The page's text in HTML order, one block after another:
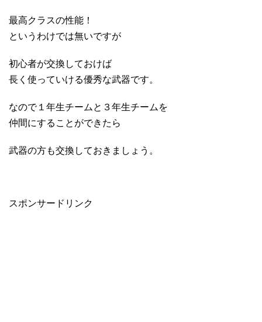
最高クラスの性能！
というわけでは無いですが
初心者が交換しておけば
長く使っていける優秀な武器です。
なので１年生チームと３年生チームを
仲間にすることができたら
武器の方も交換しておきましょう。
スポンサードリンク